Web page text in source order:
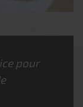
pour